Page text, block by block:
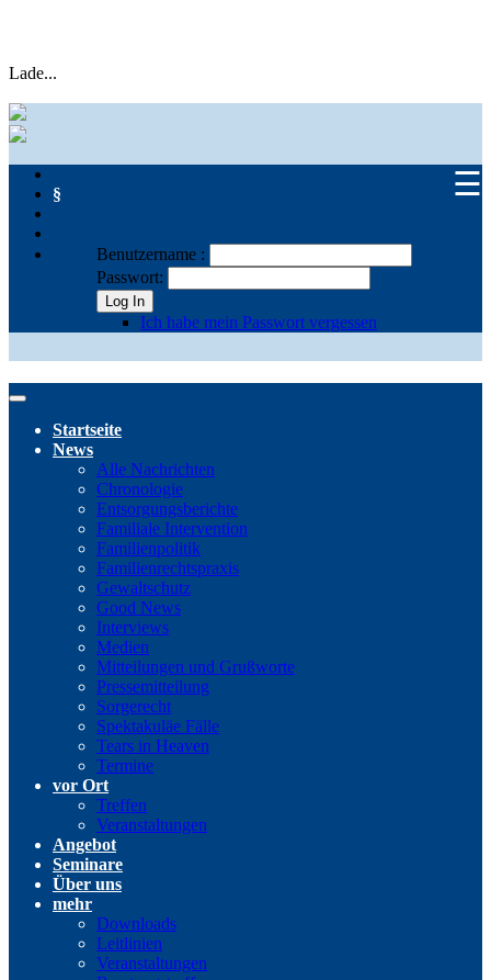
Lade...
☰
§
Benutzername :
Passwort:
Log In
Ich habe mein Passwort vergessen
Startseite
News
Alle Nachrichten
Chronologie
Entsorgungsberichte
Familiale Intervention
Familienpolitik
Familienrechtspraxis
Gewaltschutz
Good News
Interviews
Medien
Mitteilungen und Grußworte
Pressemitteilung
Sorgerecht
Spektakuläe Fälle
Tears in Heaven
Termine
vor Ort
Treffen
Veranstaltungen
Angebot
Seminare
Über uns
mehr
Downloads
Leitlinien
Veranstaltungen